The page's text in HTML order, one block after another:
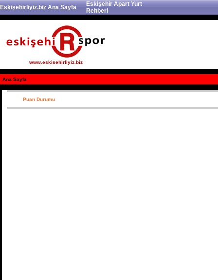
Eskişehirliyiz.biz Ana Sayfa
Eskişehir Apart Yurt
Rehberi
www.eskisehirliyiz.biz
Ana Sayfa
Puan Durumu